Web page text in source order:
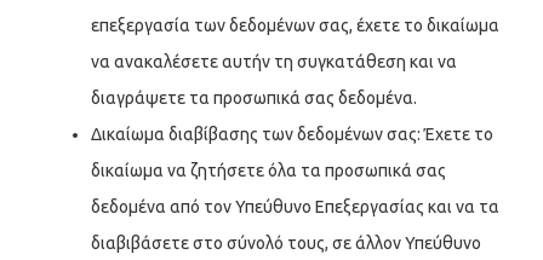
επεξεργασία των δεδομένων σας, έχετε το δικαίωμα
να ανακαλέσετε αυτήν τη συγκατάθεση και να
διαγράψετε τα προσωπικά σας δεδομένα.
Δικαίωμα διαβίβασης των δεδομένων σας: Έχετε το
δικαίωμα να ζητήσετε όλα τα προσωπικά σας
δεδομένα από τον Υπεύθυνο Επεξεργασίας και να τα
διαβιβάσετε στο σύνολό τους, σε άλλον Υπεύθυνο